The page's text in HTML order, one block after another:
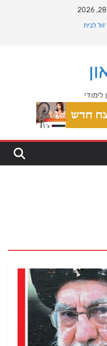
מהיסטוריה ויקינגית
פי וי סי במבני מסחר ומגורים